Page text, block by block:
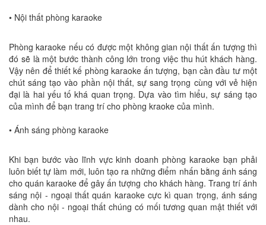
• Nội thất phòng karaoke
Phòng karaoke nếu có được một không gian nội thất ấn tượng thì
đó sẽ là một bước thành công lớn trong việc thu hút khách hàng.
Vậy nên để thiết kế phòng karaoke ấn tượng, bạn cần đầu tư một
chút sáng tạo vào phần nội thất, sự sang trọng cùng với vẻ hiện
đại là hai yếu tố khá quan trọng. Dựa vào tìm hiểu, sự sáng tạo
của mình để bạn trang trí cho phòng kraoke của mình.
• Ánh sáng phòng karaoke
Khi bạn bước vào lĩnh vực kinh doanh phòng karaoke bạn phải
luôn biết tự làm mới, luôn tạo ra những điểm nhấn bằng ánh sáng
cho quán karaoke để gây ấn tượng cho khách hàng. Trang trí ánh
sáng nội - ngoại thất quán karaoke cực kì quan trọng, ánh sáng
dành cho nội - ngoại thất chúng có mối tương quan mật thiết với
nhau.